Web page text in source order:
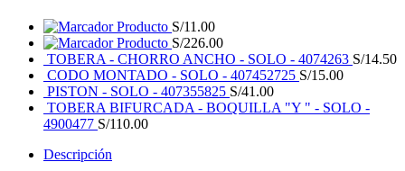
Producto S/11.00
Producto S/226.00
TOBERA - CHORRO ANCHO - SOLO - 4074263 S/14.50
CODO MONTADO - SOLO - 407452725 S/15.00
PISTON - SOLO - 407355825 S/41.00
TOBERA BIFURCADA - BOQUILLA "Y " - SOLO -
4900477 S/110.00
Descripción